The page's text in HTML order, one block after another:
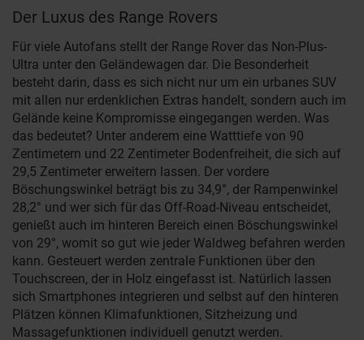
Der Luxus des Range Rovers
Für viele Autofans stellt der Range Rover das Non-Plus-
Ultra unter den Geländewagen dar. Die Besonderheit
besteht darin, dass es sich nicht nur um ein urbanes SUV
mit allen nur erdenklichen Extras handelt, sondern auch im
Gelände keine Kompromisse eingegangen werden. Was
das bedeutet? Unter anderem eine Watttiefe von 90
Zentimetern und 22 Zentimeter Bodenfreiheit, die sich auf
29,5 Zentimeter erweitern lassen. Der vordere
Böschungswinkel beträgt bis zu 34,9°, der Rampenwinkel
28,2° und wer sich für das Off-Road-Niveau entscheidet,
genießt auch im hinteren Bereich einen Böschungswinkel
von 29°, womit so gut wie jeder Waldweg befahren werden
kann. Gesteuert werden zentrale Funktionen über den
Touchscreen, der in Holz eingefasst ist. Natürlich lassen
sich Smartphones integrieren und selbst auf den hinteren
Plätzen können Klimafunktionen, Sitzheizung und
Massagefunktionen individuell genutzt werden.